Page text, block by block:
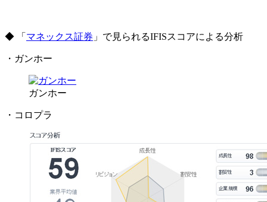
◆ 「 マネックス証券 」で見られるIFISスコアによる分析
・ガンホー
ガンホー
・コロプラ